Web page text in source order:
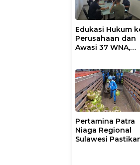
Edukasi Hukum
Perusahaan dan
Awasi 37 WNA,
Mandiri di Maros
dan Pangkep
Pertamina Patra
Niaga Regional
Sulawesi